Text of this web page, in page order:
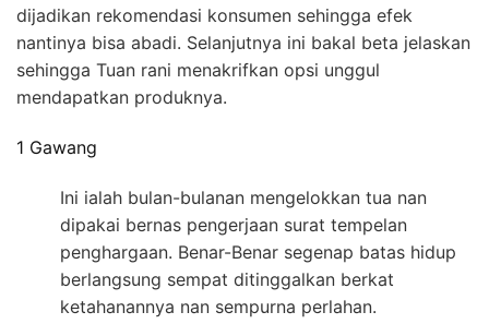
dijadikan rekomendasi konsumen sehingga efek
nantinya bisa abadi. Selanjutnya ini bakal beta jelaskan
sehingga Tuan rani menakrifkan opsi unggul
mendapatkan produknya.
1 Gawang
Ini ialah bulan-bulanan mengelokkan tua nan
dipakai bernas pengerjaan surat tempelan
penghargaan. Benar-Benar segenap batas hidup
berlangsung sempat ditinggalkan berkat
ketahanannya nan sempurna perlahan.